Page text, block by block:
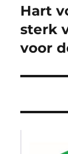
Volgend
bericht:
Hart
sterk
voor